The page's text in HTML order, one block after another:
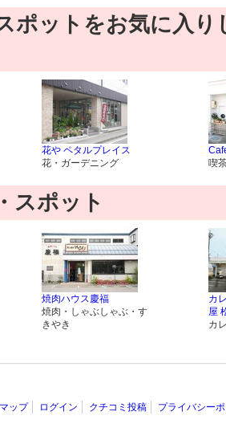
ポットをお気に入
花や ペタルプレイス
花・ガーデニング
喫
スポット
焼肉ハウス慶福
焼肉・しゃぶしゃぶ・す
きやき
カ
屋
カ
ップ ログイン クチコミ投稿 プライバシー